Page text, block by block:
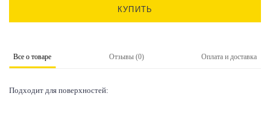
КУПИТЬ
Все о товаре Отзывы (0) Оплата и доставка
Подходит для поверхностей: